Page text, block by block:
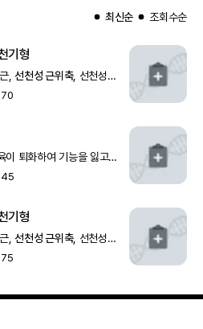
최신순 조회수순
기형
근,선천성 근위축, 선천성
시 근골격계의 기형, 이상
70
이 퇴화하여 기능을 잃고
한다.원인사용하지 못하는
45
기형
근,선천성 근위축, 선천성
시 근골격계의 기형, 이상
75